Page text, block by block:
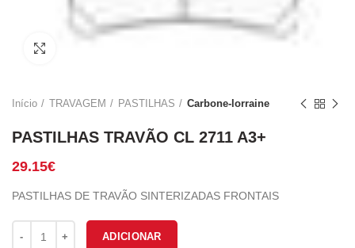
Início TRAVAGEM PASTILHAS Carbone-lorraine
PASTILHAS TRAVÃO CL 2711 A3+
29.15€
PASTILHAS DE TRAVÃO SINTERIZADAS FRONTAIS
Quantidade de PASTILHAS TRAVÃO CL 2711 A3+
ADICIONAR